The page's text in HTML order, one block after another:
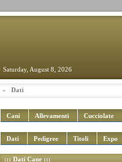
Saturday, August 8, 2026
» Dati
Cani Allevamenti Cucciolate
Dati Pedigree Titoli Expo
::: Dati Cane :::